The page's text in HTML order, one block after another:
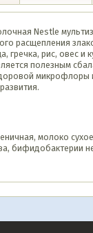
Nestle
расщепления
гречка, рис, овес и
полезным
микрофлоры
молоко
бифидобактерии